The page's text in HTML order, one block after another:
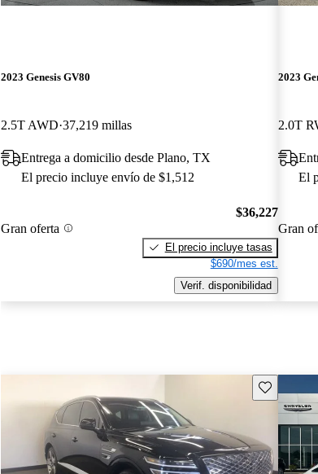
2023 Genesis GV80
2.5T AWD 37,219 millas
Entrega a domicilio desde Plano, TX
El precio incluye envío de $1,512
Gran oferta
$36,227
El precio incluye tasas
$690/mes est.
Verif. disponibilidad
2023
2.0T
El
Gran
Guarda este